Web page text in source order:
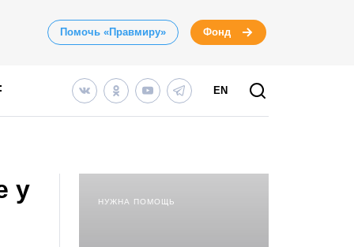
Помочь «Правмиру» Фонд
EN
у
НУЖНА ПОМОЩЬ